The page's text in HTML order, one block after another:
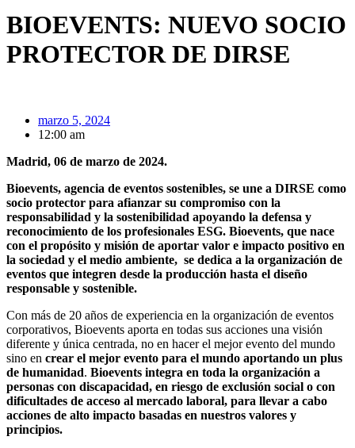
BIOEVENTS: NUEVO SOCIO
PROTECTOR DE DIRSE
marzo 5, 2024
12:00 am
Madrid, 06 de marzo de 2024.
Bioevents, agencia de eventos sostenibles, se une a DIRSE como
socio protector para afianzar su compromiso con la
responsabilidad y la sostenibilidad apoyando la defensa y
reconocimiento de los profesionales ESG. Bioevents, que nace
con el propósito y misión de aportar valor e impacto positivo en
la sociedad y el medio ambiente, se dedica a la organización de
eventos que integren desde la producción hasta el diseño
responsable y sostenible.
Con más de 20 años de experiencia en la organización de eventos
corporativos, Bioevents aporta en todas sus acciones una visión
diferente y única centrada, no en hacer el mejor evento del mundo
sino en crear el mejor evento para el mundo aportando un plus
de humanidad. Bioevents integra en toda la organización a
personas con discapacidad, en riesgo de exclusión social o con
dificultades de acceso al mercado laboral, para llevar a cabo
acciones de alto impacto basadas en nuestros valores y
principios.